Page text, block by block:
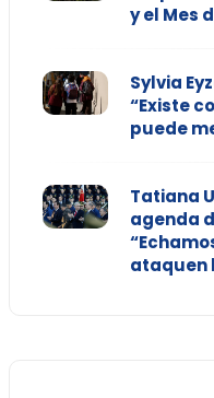
y el Mes
Sylvia
“Existe
puede
Tatiana
agenda
ataquen